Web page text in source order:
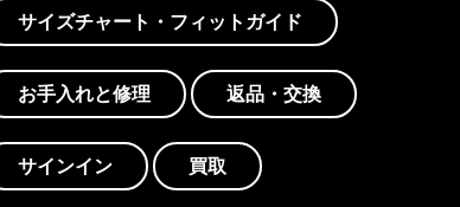
サイズチャート・フィットガイド
お手入れと修理 返品・交換
サインイン 買取